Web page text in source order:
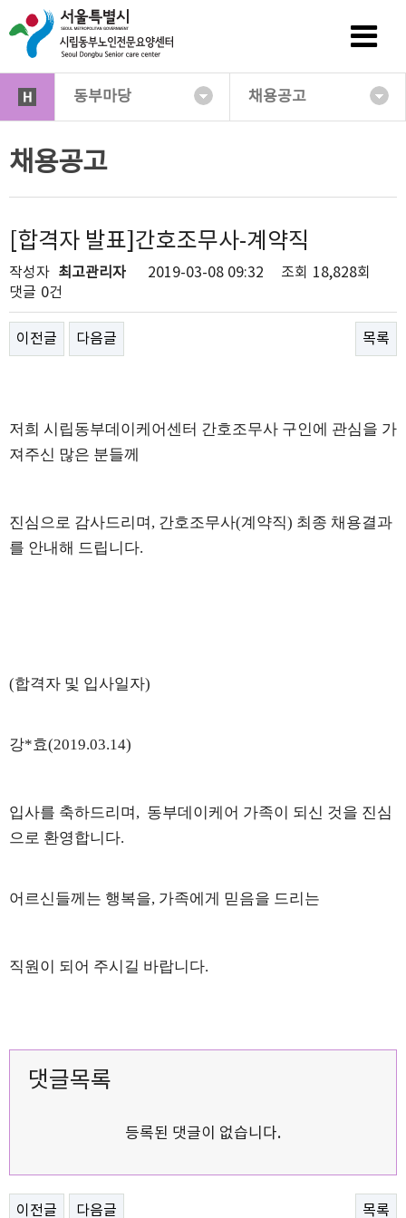
동부마당 채용공고
채용공고
[합격자 발표]간호조무사-계약직
작성자 최고관리자 2019-03-08 09:32 조회 18,828회
댓글 0건
이전글 다음글 목록
저희 시립동부데이케어센터 간호조무사 구인에 관심을 가
져주신 많은 분들께
진심으로 감사드리며 , 간호조무사(계약직) 최종 채용결과
를 안내해 드립니다.
(합격자 및 입사일자)
강*효(2019.03.14)
입사를 축하드리며 , 동부데이케어 가족이 되신 것을 진심
으로 환영합니다.
어르신들께는 행복을, 가족에게 믿음을 드리는
직원이 되어 주시길 바랍니다.
댓글목록
등록된 댓글이 없습니다.
이전글 다음글 목록